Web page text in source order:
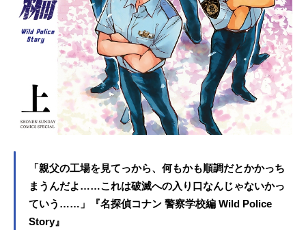
「親父の工場を見てっから、何もかも順調だとかかっち
まうんだよ……これは破滅への入り口なんじゃないかっ
ていう……」『名探偵コナン 警察学校編 Wild Police
Story』